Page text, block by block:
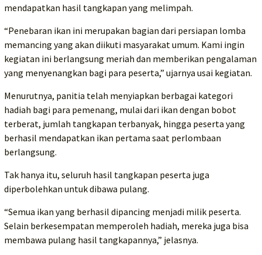
mendapatkan hasil tangkapan yang melimpah.
“Penebaran ikan ini merupakan bagian dari persiapan lomba
memancing yang akan diikuti masyarakat umum. Kami ingin
kegiatan ini berlangsung meriah dan memberikan pengalaman
yang menyenangkan bagi para peserta,” ujarnya usai kegiatan.
Menurutnya, panitia telah menyiapkan berbagai kategori
hadiah bagi para pemenang, mulai dari ikan dengan bobot
terberat, jumlah tangkapan terbanyak, hingga peserta yang
berhasil mendapatkan ikan pertama saat perlombaan
berlangsung.
Tak hanya itu, seluruh hasil tangkapan peserta juga
diperbolehkan untuk dibawa pulang.
“Semua ikan yang berhasil dipancing menjadi milik peserta.
Selain berkesempatan memperoleh hadiah, mereka juga bisa
membawa pulang hasil tangkapannya,” jelasnya.